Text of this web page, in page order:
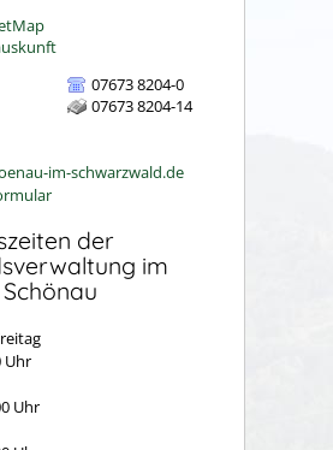
07673 8204-0
07673 8204-14
im-schwarzwald.de
der
im
Uhr
Uhr